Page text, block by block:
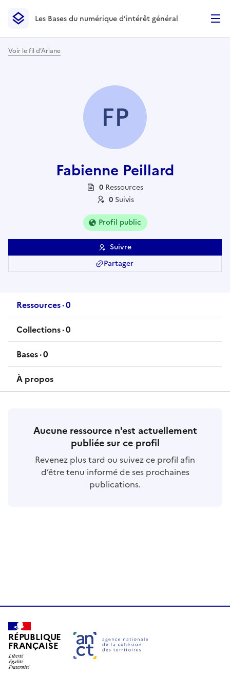
Les Bases du numérique d’intérêt général- Retour à la
Les Bases du numérique d’intérêt général
Voir le fil d'Ariane
FP
Fabienne Peillard
0 Ressources
0 Suivis
Profil public
Suivre
Partager
Ressources·0
ressources
Collections·0
collections
Bases·0
bases
À propos
Aucune ressource n'est actuellement
publiée sur ce profil
Revenez plus tard ou suivez ce profil afin
d’être tenu informé de ses prochaines
publications.
RÉPUBLIQUE
FRANÇAISE